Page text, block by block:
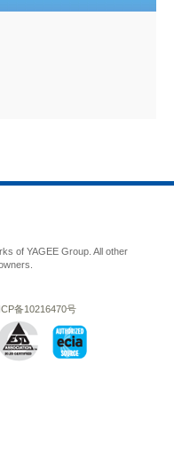
of YAGEE Group. All other
备10216470号